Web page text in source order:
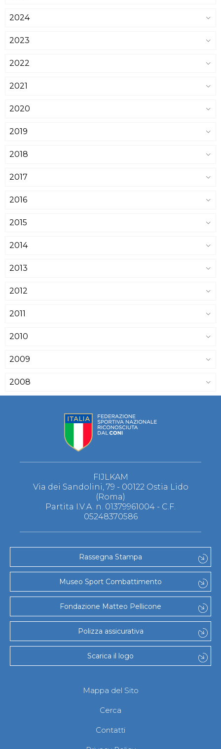
2024
2023
2022
2021
2020
2019
2018
2017
2016
2015
2014
2013
2012
2011
2010
2009
2008
FIJLKAM
Via dei Sandolini, 79 - 00122 Ostia Lido
(Roma)
Partita I.V.A. n. 01379961004 - C.F.
05248370586
Rassegna Stampa
Museo Sport Combattimento
Fondazione Matteo Pellicone
Polizza assicurativa
Scarica il logo
Mappa del Sito
Cerca
Contatti